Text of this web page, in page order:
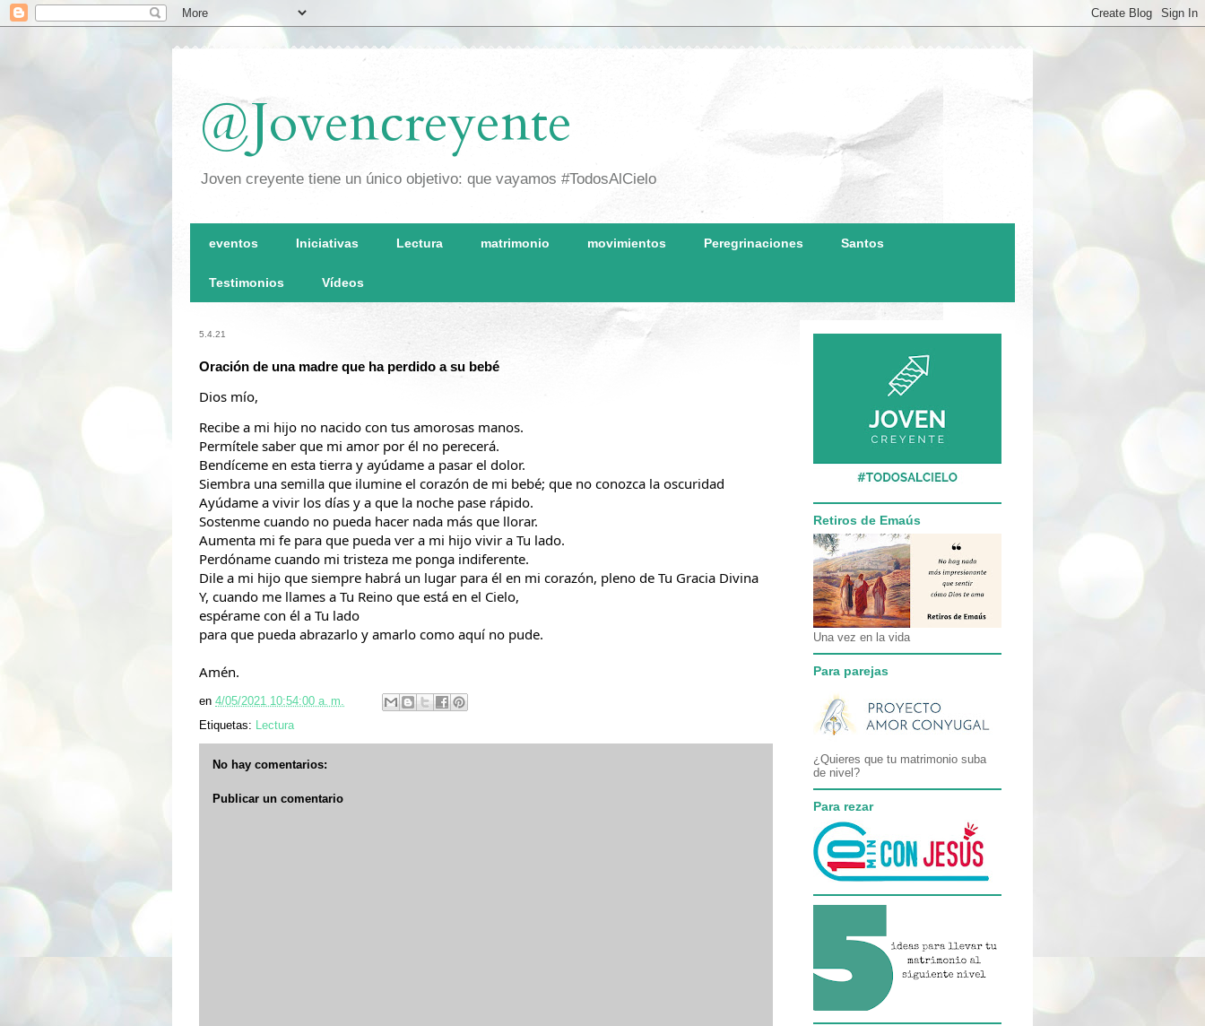
@Jovencreyente
Joven creyente tiene un único objetivo: que vayamos #TodosAlCielo
eventos Iniciativas Lectura matrimonio movimientos Peregrinaciones Santos
Testimonios Vídeos
5.4.21
Oración de una madre que ha perdido a su bebé
Dios mío,
Recibe a mi hijo no nacido con tus amorosas manos.
Permítele saber que mi amor por él no perecerá.
Bendíceme en esta tierra y ayúdame a pasar el dolor.
Siembra una semilla que ilumine el corazón de mi bebé; que no conozca la oscuridad
Ayúdame a vivir los días y a que la noche pase rápido.
Sostenme cuando no pueda hacer nada más que llorar.
Aumenta mi fe para que pueda ver a mi hijo vivir a Tu lado.
Perdóname cuando mi tristeza me ponga indiferente.
Dile a mi hijo que siempre habrá un lugar para él en mi corazón, pleno de Tu Gracia Divina
Y, cuando me llames a Tu Reino que está en el Cielo,
espérame con él a Tu lado
para que pueda abrazarlo y amarlo como aquí no pude.
Amén.
en 4/05/2021 10:54:00 a. m.
Etiquetas: Lectura
No hay comentarios:
Publicar un comentario
Retiros de Emaús
Una vez en la vida
Para parejas
¿Quieres que tu matrimonio suba
de nivel?
Para rezar